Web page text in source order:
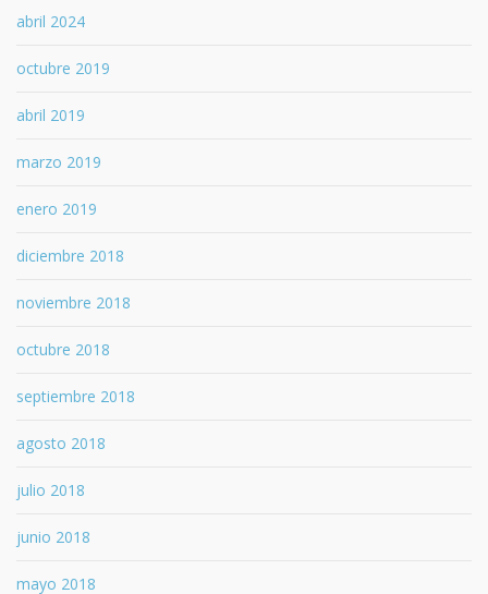
abril 2024
octubre 2019
abril 2019
marzo 2019
enero 2019
diciembre 2018
noviembre 2018
octubre 2018
septiembre 2018
agosto 2018
julio 2018
junio 2018
mayo 2018